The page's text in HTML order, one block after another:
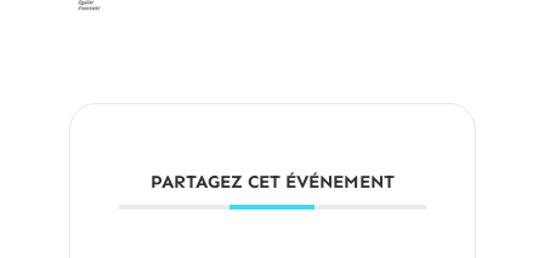
PARTAGEZ CET ÉVÉNEMENT